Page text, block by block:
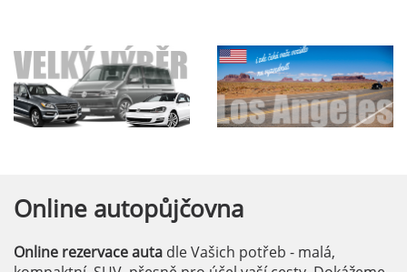
Online autopůjčovna
Online rezervace auta dle Vašich potřeb - malá,